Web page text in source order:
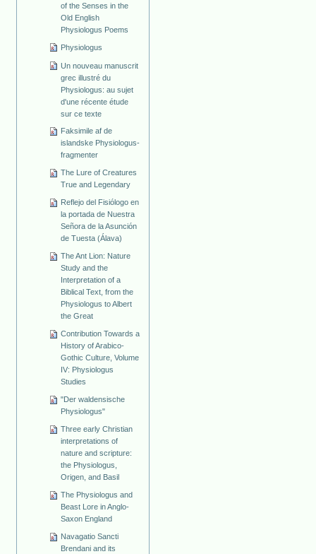
of the Senses in the
Old English
Physiologus Poems
Physiologus
Un nouveau manuscrit
grec illustré du
Physiologus: au sujet
d'une récente étude
sur ce texte
Faksimile af de
islandske Physiologus-
fragmenter
The Lure of Creatures
True and Legendary
Reflejo del Fisiólogo en
la portada de Nuestra
Señora de la Asunción
de Tuesta (Álava)
The Ant Lion: Nature
Study and the
Interpretation of a
Biblical Text, from the
Physiologus to Albert
the Great
Contribution Towards a
History of Arabico-
Gothic Culture, Volume
IV: Physiologus
Studies
"Der waldensische
Physiologus"
Three early Christian
interpretations of
nature and scripture:
the Physiologus,
Origen, and Basil
The Physiologus and
Beast Lore in Anglo-
Saxon England
Navagatio Sancti
Brendani and its